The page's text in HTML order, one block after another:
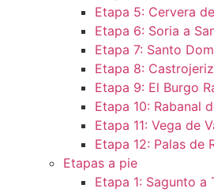
Etapa 5: Cervera
Etapa 6: Soria a
Etapa 7: Santo
Etapa 8:
Etapa 9: El Burgo
Etapa 10: Rabanal
Etapa 11: Vega de
Etapa 12: Palas de
Etapas a pie
Etapa 1: Sagunto a